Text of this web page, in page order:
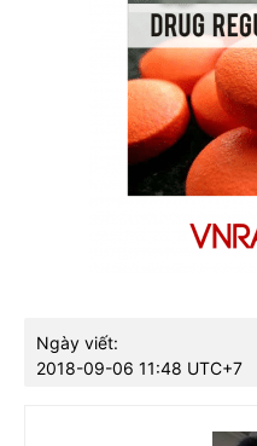
Ngày viết:
2018-09-06 11:48 UTC+7